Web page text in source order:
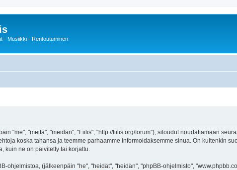
- Musiikki - Rentoutuminen
"me", "meitä", "meidän", "Fiilis", "http://fiilis.org/forum"), sitoudut noudattamaan
koska tahansa ja teemme parhaamme informoidaksemme sinua. On kuitenkin
kuin ne on päivitetty tai korjattu.
ohjelmistoa, (jälkeenpäin "he", "heidät", "heidän", "phpBB-ohjelmisto",